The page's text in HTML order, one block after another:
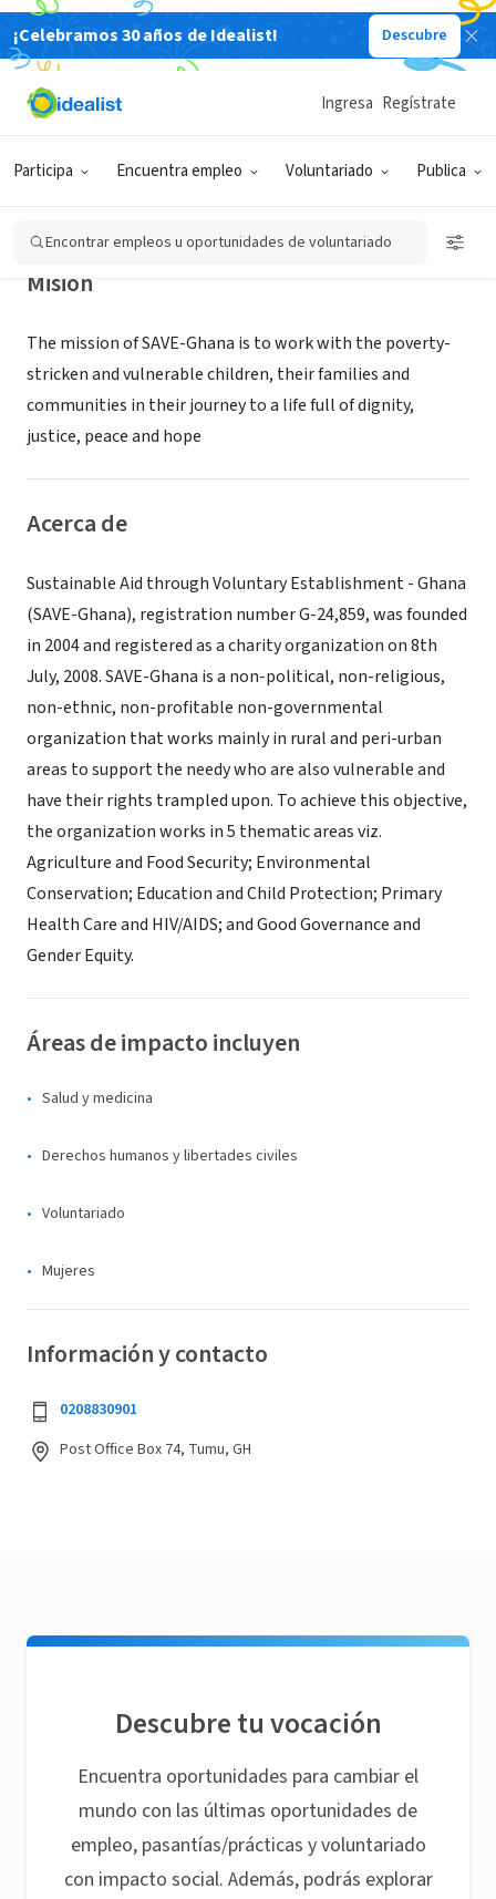
¡Celebramos 30 años de Idealist! Descubre
Participa Encuentra empleo Voluntariado Publica
Ingresa Regístrate
Encontrar empleos u oportunidades de voluntariado
ORGANIZACIÓN SIN FIN DE LUCRO
Sustainable Aid Through Voluntary
Establishment Ghana (SAVE-
Ghana)
Tumu, XA, Ghana|www.saveghana.org
Misión
The mission of SAVE-Ghana is to work with the poverty-
stricken and vulnerable children, their families and
communities in their journey to a life full of dignity,
justice, peace and hope
Acerca de
Sustainable Aid through Voluntary Establishment - Ghana
(SAVE-Ghana), registration number G-24,859, was founded
in 2004 and registered as a charity organization on 8th
July, 2008. SAVE-Ghana is a non-political, non-religious,
non-ethnic, non-profitable non-governmental
organization that works mainly in rural and peri-urban
areas to support the needy who are also vulnerable and
have their rights trampled upon. To achieve this objective,
the organization works in 5 thematic areas viz.
Agriculture and Food Security; Environmental
Conservation; Education and Child Protection; Primary
Health Care and HIV/AIDS; and Good Governance and
Gender Equity.
Áreas de impacto incluyen
Salud y medicina
Derechos humanos y libertades civiles
Voluntariado
Mujeres
Información y contacto
0208830901
Post Office Box 74, Tumu, GH
Descubre tu vocación
Encuentra oportunidades para cambiar el
mundo con las últimas oportunidades de
empleo, pasantías/prácticas y voluntariado
con impacto social. Además, podrás explorar